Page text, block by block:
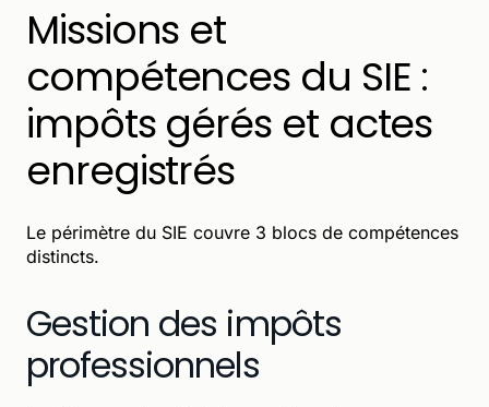
Missions et
compétences du SIE :
impôts gérés et actes
enregistrés
Le périmètre du SIE couvre 3 blocs de compétences
distincts.
Gestion des impôts
professionnels